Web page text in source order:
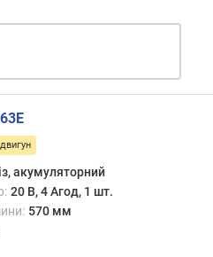
акумуляторний
20 В, 4 Агод, 1 шт.
570 мм